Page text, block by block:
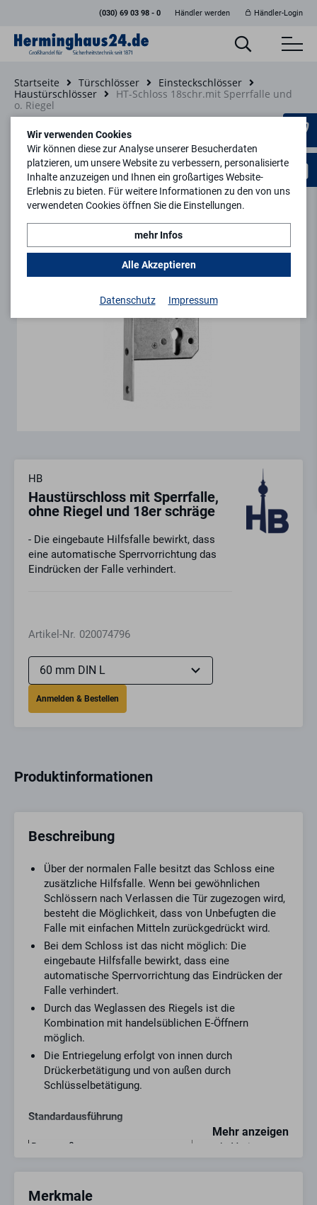
(030) 69 03 98 - 0 Händler werden Händler-Login
Startseite Türschlösser
Einsteckschlösser
Haustürschlösser
HT-Schloss 18schr.mit Sperrfalle und
o. Riegel
HB
Haustürschloss mit Sperrfalle,
ohne Riegel und 18er schräge
- Die eingebaute Hilfsfalle bewirkt, dass
eine automatische Sperrvorrichtung das
Eindrücken der Falle verhindert.
Artikel-Nr. 020074796
Produktinformationen
Beschreibung
Mehr anzeigen
Über der normalen Falle besitzt das Schloss eine
zusätzliche Hilfsfalle. Wenn bei gewöhnlichen
Schlössern nach Verlassen die Tür zugezogen wird,
besteht die Möglichkeit, dass von Unbefugten die
Falle mit einfachen Mitteln zurückgedrückt wird.
Bei dem Schloss ist das nicht möglich: Die
eingebaute Hilfsfalle bewirkt, dass eine
automatische Sperrvorrichtung das Eindrücken der
Falle verhindert.
Durch das Weglassen des Riegels ist die
Kombination mit handelsüblichen E-Öffnern
möglich.
Die Entriegelung erfolgt von innen durch
Drückerbetätigung und von außen durch
Schlüsselbetätigung.
Standardausführung
Dornmaß
versch. Varianten
Falle
Merkmale
Wir verwenden Cookies
Wir können diese zur Analyse unserer Besucherdaten
platzieren, um unsere Website zu verbessern, personalisierte
Inhalte anzuzeigen und Ihnen ein großartiges Website-
Erlebnis zu bieten. Für weitere Informationen zu den von uns
verwendeten Cookies öffnen Sie die Einstellungen.
mehr Infos
Alle Akzeptieren
Datenschutz Impressum